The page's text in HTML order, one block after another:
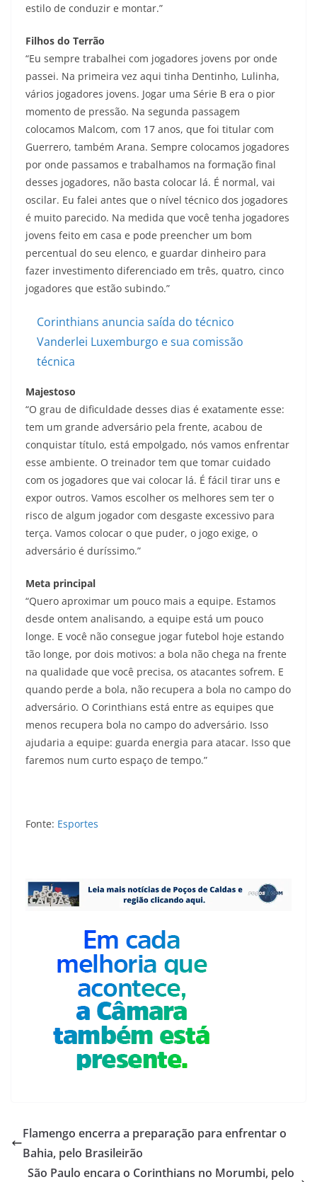
estilo de conduzir e montar.”
Filhos do Terrão
“Eu sempre trabalhei com jogadores jovens por onde
passei. Na primeira vez aqui tinha Dentinho, Lulinha,
vários jogadores jovens. Jogar uma Série B era o pior
momento de pressão. Na segunda passagem
colocamos Malcom, com 17 anos, que foi titular com
Guerrero, também Arana. Sempre colocamos jogadores
por onde passamos e trabalhamos na formação final
desses jogadores, não basta colocar lá. É normal, vai
oscilar. Eu falei antes que o nível técnico dos jogadores
é muito parecido. Na medida que você tenha jogadores
jovens feito em casa e pode preencher um bom
percentual do seu elenco, e guardar dinheiro para
fazer investimento diferenciado em três, quatro, cinco
jogadores que estão subindo.”
Corinthians anuncia saída do técnico
Vanderlei Luxemburgo e sua comissão
técnica
Majestoso
“O grau de dificuldade desses dias é exatamente esse:
tem um grande adversário pela frente, acabou de
conquistar título, está empolgado, nós vamos enfrentar
esse ambiente. O treinador tem que tomar cuidado
com os jogadores que vai colocar lá. É fácil tirar uns e
expor outros. Vamos escolher os melhores sem ter o
risco de algum jogador com desgaste excessivo para
terça. Vamos colocar o que puder, o jogo exige, o
adversário é duríssimo.”
Meta principal
“Quero aproximar um pouco mais a equipe. Estamos
desde ontem analisando, a equipe está um pouco
longe. E você não consegue jogar futebol hoje estando
tão longe, por dois motivos: a bola não chega na frente
na qualidade que você precisa, os atacantes sofrem. E
quando perde a bola, não recupera a bola no campo do
adversário. O Corinthians está entre as equipes que
menos recupera bola no campo do adversário. Isso
ajudaria a equipe: guarda energia para atacar. Isso que
faremos num curto espaço de tempo.”
Fonte: Esportes
Flamengo encerra a preparação para enfrentar o
Bahia, pelo Brasileirão
São Paulo encara o Corinthians no Morumbi, pelo